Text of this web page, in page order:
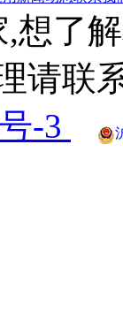
想了
请联
-3